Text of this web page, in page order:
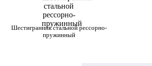
Шестигранник стальной рессорно-
пружинный